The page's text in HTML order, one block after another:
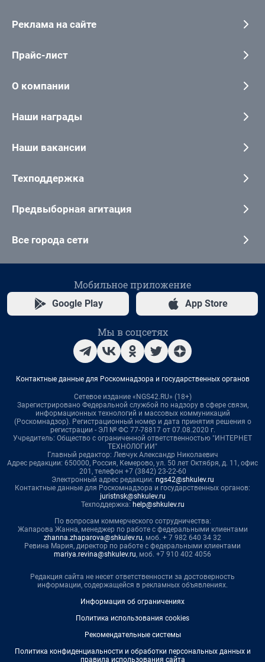
Реклама на сайте
Прайс-лист
О компании
Наши награды
Наши вакансии
Техподдержка
Предвыборная агитация
Все города сети
Мобильное приложение
Google Play App Store
Мы в соцсетях
Контактные данные для Роскомнадзора и государственных органов
Сетевое издание «NGS42.RU» (18+)
Зарегистрировано Федеральной службой по надзору в сфере связи,
информационных технологий и массовых коммуникаций
(Роскомнадзор). Регистрационный номер и дата принятия решения о
регистрации - ЭЛ № ФС 77-78817 от 07.08.2020 г.
Учредитель: Общество с ограниченной ответственностью "ИНТЕРНЕТ
ТЕХНОЛОГИИ"
Главный редактор: Левчук Александр Николаевич
Адрес редакции: 650000, Россия, Кемерово, ул. 50 лет Октября, д. 11, офис
201, телефон +7 (3842) 23-22-60
Электронный адрес редакции: ngs42@shkulev.ru
Контактные данные для Роскомнадзора и государственных органов:
juristnsk@shkulev.ru
Техподдержка: help@shkulev.ru
По вопросам коммерческого сотрудничества:
Жапарова Жанна, менеджер по работе с федеральными клиентами
zhanna.zhaparova@shkulev.ru, моб. + 7 982 640 34 32
Ревина Мария, директор по работе с федеральными клиентами
mariya.revina@shkulev.ru, моб. +7 910 402 4056
Редакция сайта не несет ответственности за достоверность
информации, содержащейся в рекламных объявлениях.
Информация об ограничениях
Политика использования cookies
Рекомендательные системы
Политика конфиденциальности и обработки персональных данных и
правила использования сайта